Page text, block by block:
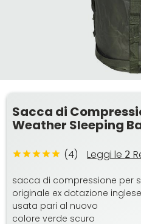
Sacca di
Weather Sleeping
(4) Leggi le 2
sacca di compressione per
originale ex dotazione
usata pari al nuovo
colore verde scuro